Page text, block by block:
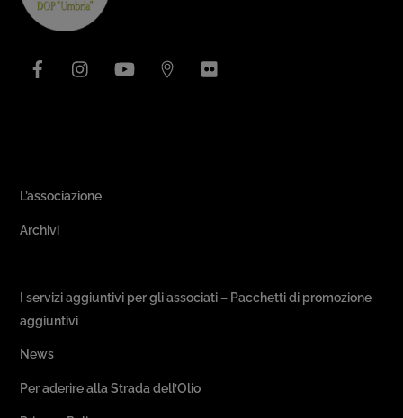
YouTube
L’associazione
Archivi
I servizi aggiuntivi per gli associati – Pacchetti di promozione
aggiuntivi
News
Per aderire alla Strada dell’Olio